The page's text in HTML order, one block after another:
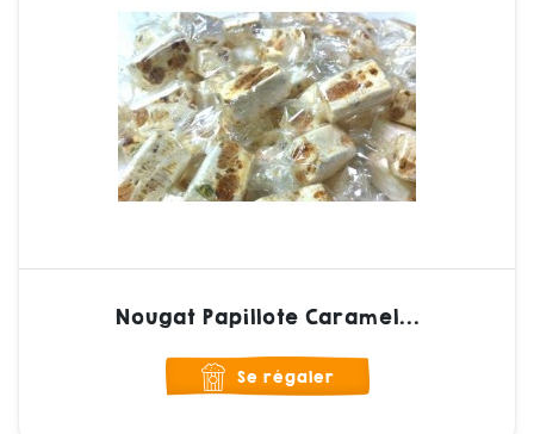
Nougat Papillote Caramel...
Se régaler